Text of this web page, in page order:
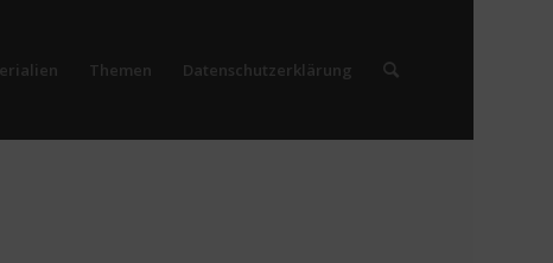
Themen Datenschutzerklärung